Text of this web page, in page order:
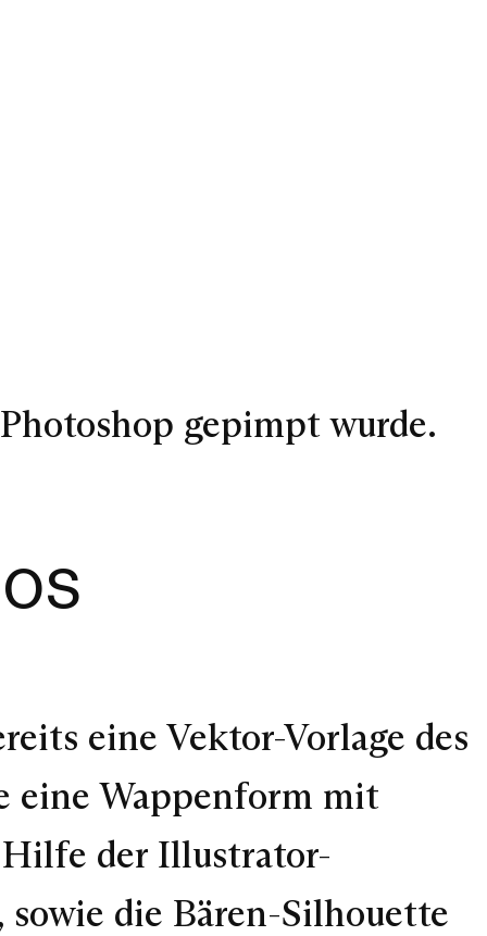
gepimpt wurde.
eine Vektor-Vorlage des
eine Wappenform mit
der Illustrator-
die Bären-Silhouette